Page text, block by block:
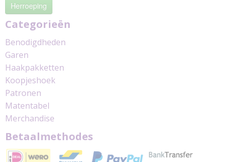
Herroeping
Categorieën
Benodigdheden
Garen
Haakpakketten
Koopjeshoek
Patronen
Matentabel
Merchandise
Betaalmethodes